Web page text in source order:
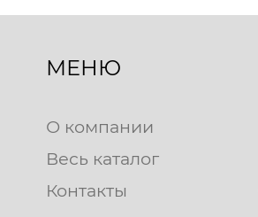
МЕНЮ
О компании
Весь каталог
Контакты